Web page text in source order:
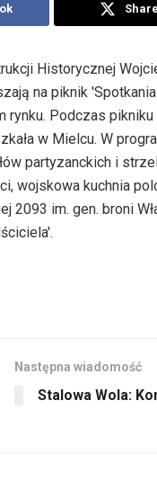
Historycznej
na piknik
Podczas
w Mielcu. W
partyzanckich i
wojskowa kuchnia
im. gen. broni
Następna wiadomość
Stalowa Wola: